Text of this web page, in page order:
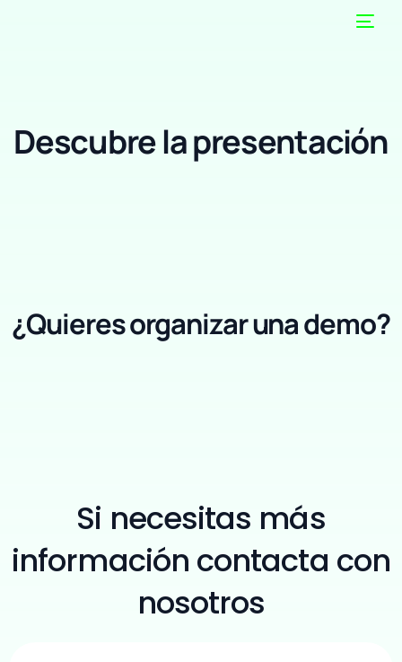
Descubre la presentación
¿Quieres organizar una demo?
Si necesitas más
información contacta con
nosotros